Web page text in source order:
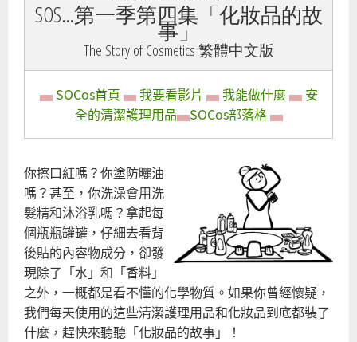
SOS…第一季第四集「化妝品的故
事」
The Story of Cosmetics 繁體中文版
▄ SOCos首頁 ▄我要看影片 ▄我能做什麼 ▄ 安
全的清潔護理用品▄SOCos部落格▄
你擦口紅嗎？你塗防曬油
嗎？甚至，你洗澡會用洗
髮精和沐浴乳嗎？拿起每
個瓶瓶罐罐，仔細去看背
後貼的內容物成分，卻發
現除了「水」和「香料」
之外，一概都是看不懂的化學物質。如果你曾經懷疑，
我們每天使用的這些清潔護理用品和化妝品到底都裝了
什麼，趕快來聽聽「化妝品的故事」！